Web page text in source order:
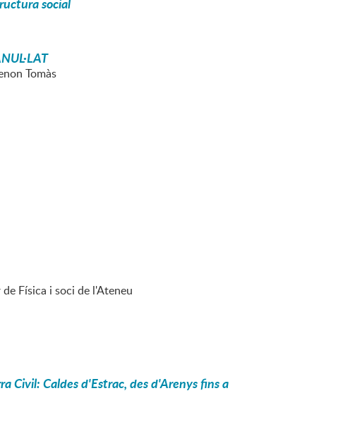
Tomàs
Física i soci de l'Ateneu
Civil: Caldes d'Estrac, des d'Arenys fins a